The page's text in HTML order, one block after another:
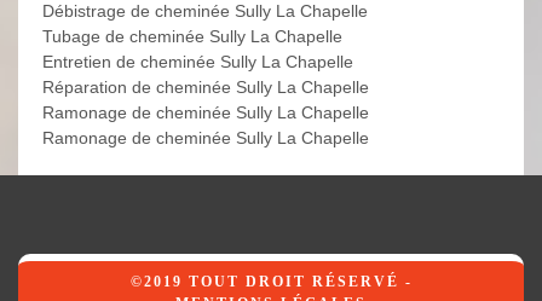
Débistrage de cheminée Sully La Chapelle
Tubage de cheminée Sully La Chapelle
Entretien de cheminée Sully La Chapelle
Réparation de cheminée Sully La Chapelle
Ramonage de cheminée Sully La Chapelle
Ramonage de cheminée Sully La Chapelle
©2019 TOUT DROIT RÉSERVÉ -